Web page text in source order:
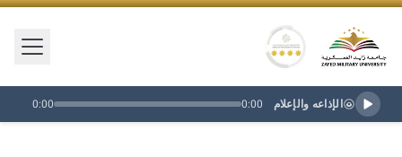
شعار جامعة زايد العسكرية
فتح/
الإذاعه والإعلام 0:00
0:00